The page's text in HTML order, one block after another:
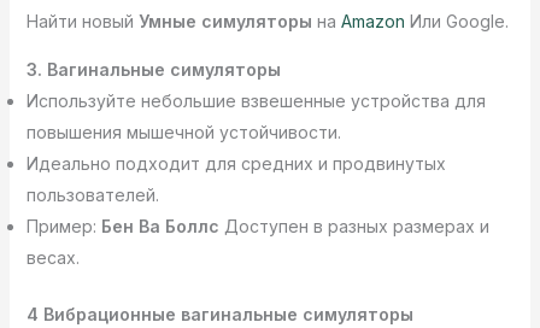
Найти новый Умные симуляторы на Amazon Или Google.
3. Вагинальные симуляторы
Используйте небольшие взвешенные устройства для
повышения мышечной устойчивости.
Идеально подходит для средних и продвинутых
пользователей.
Пример: Бен Ва Боллс Доступен в разных размерах и
весах.
4 Вибрационные вагинальные симуляторы